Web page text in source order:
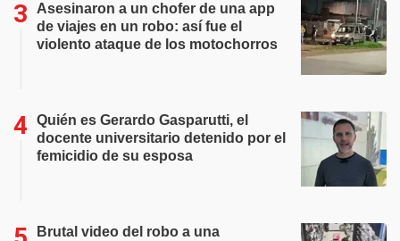
Asesinaron a un chofer de una app
de viajes en un robo: así fue el
violento ataque de los motochorros
Quién es Gerardo Gasparutti, el
docente universitario detenido por el
femicidio de su esposa
Brutal video del robo a una